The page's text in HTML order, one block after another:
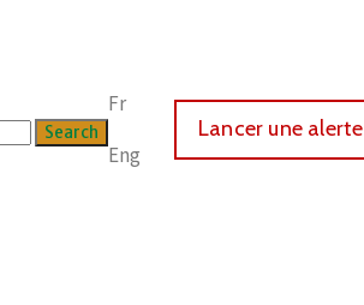
Fr
Eng
Lancer une alerte